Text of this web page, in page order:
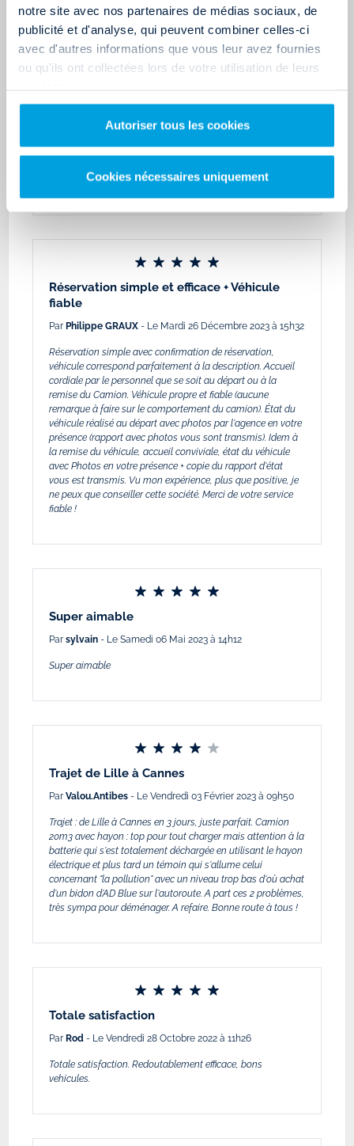
notre site avec nos partenaires de médias sociaux, de
publicité et d'analyse, qui peuvent combiner celles-ci
avec d'autres informations que vous leur avez fournies
ou qu'ils ont collectées lors de votre utilisation de leurs
Autoriser tous les cookies
Cookies nécessaires uniquement
Bon accompagnement de la réservation…
- Le Mardi 14 Mai 2024 à 14h08
propre et de qualité.
Réservation simple et efficace + Véhicule
fiable
Par Philippe GRAUX - Le Mardi 26 Décembre 2023 à 15h32
Réservation simple avec confirmation de réservation,
véhicule correspond parfaitement à la description. Accueil
cordiale par le personnel que se soit au départ ou à la
remise du Camion. Véhicule propre et fiable (aucune
remarque à faire sur le comportement du camion). État du
véhicule réalisé au départ avec photos par l'agence en votre
présence (rapport avec photos vous sont transmis). Idem à
la remise du véhicule, accueil conviviale, état du véhicule
avec Photos en votre présence + copie du rapport d'état
vous est transmis. Vu mon expérience, plus que positive, je
ne peux que conseiller cette société. Merci de votre service
fiable !
Super aimable
Par sylvain - Le Samedi 06 Mai 2023 à 14h12
Super aimable
Trajet de Lille à Cannes
Par Valou.Antibes - Le Vendredi 03 Février 2023 à 09h50
Trajet : de Lille à Cannes en 3 jours, juste parfait. Camion
20m3 avec hayon : top pour tout charger mais attention à la
batterie qui s'est totalement déchargée en utilisant le hayon
électrique et plus tard un témoin qui s'allume celui
concernant "la pollution" avec un niveau trop bas d'où achat
d'un bidon d'AD Blue sur l'autoroute. A part ces 2 problèmes,
très sympa pour déménager. A refaire. Bonne route à tous !
Totale satisfaction
Par Rod - Le Vendredi 28 Octobre 2022 à 11h26
Totale satisfaction. Redoutablement efficace, bons
vehicules.